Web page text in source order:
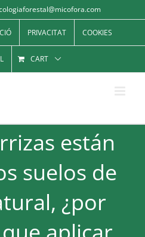
PRIVACITAT COOKIES
CART
están
suelos de
¿por